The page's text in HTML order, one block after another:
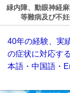
緑内障、動眼神経
等難病及び不
40年の経験、実
の症状に対応す
本語・中国語・